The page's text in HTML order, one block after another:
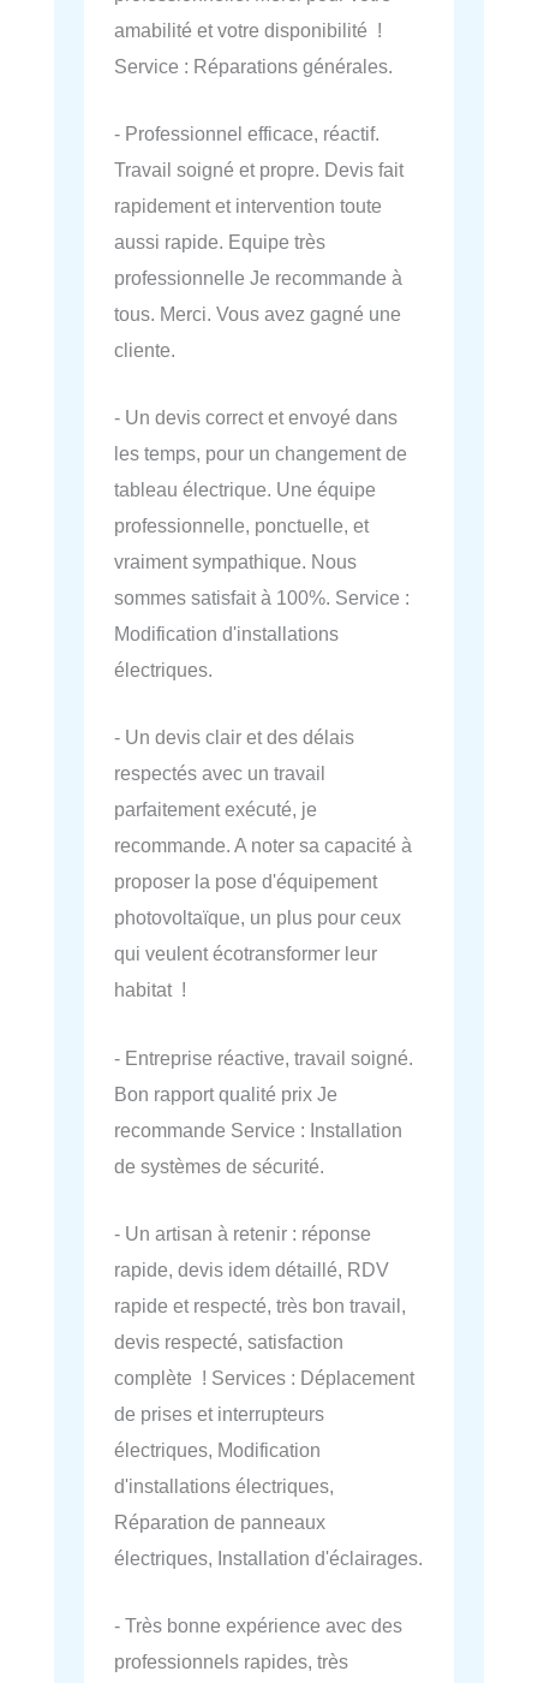
amabilité et votre disponibilité !
Service : Réparations générales.
- Professionnel efficace, réactif.
Travail soigné et propre. Devis fait
rapidement et intervention toute
aussi rapide. Equipe très
professionnelle Je recommande à
tous. Merci. Vous avez gagné une
cliente.
- Un devis correct et envoyé dans
les temps, pour un changement de
tableau électrique. Une équipe
professionnelle, ponctuelle, et
vraiment sympathique. Nous
sommes satisfait à 100%. Service :
Modification d'installations
électriques.
- Un devis clair et des délais
respectés avec un travail
parfaitement exécuté, je
recommande. A noter sa capacité à
proposer la pose d'équipement
photovoltaïque, un plus pour ceux
qui veulent écotransformer leur
habitat !
- Entreprise réactive, travail soigné.
Bon rapport qualité prix Je
recommande Service : Installation
de systèmes de sécurité.
- Un artisan à retenir : réponse
rapide, devis idem détaillé, RDV
rapide et respecté, très bon travail,
devis respecté, satisfaction
complète ! Services : Déplacement
de prises et interrupteurs
électriques, Modification
d'installations électriques,
Réparation de panneaux
électriques, Installation d'éclairages.
- Très bonne expérience avec des
professionnels rapides, très